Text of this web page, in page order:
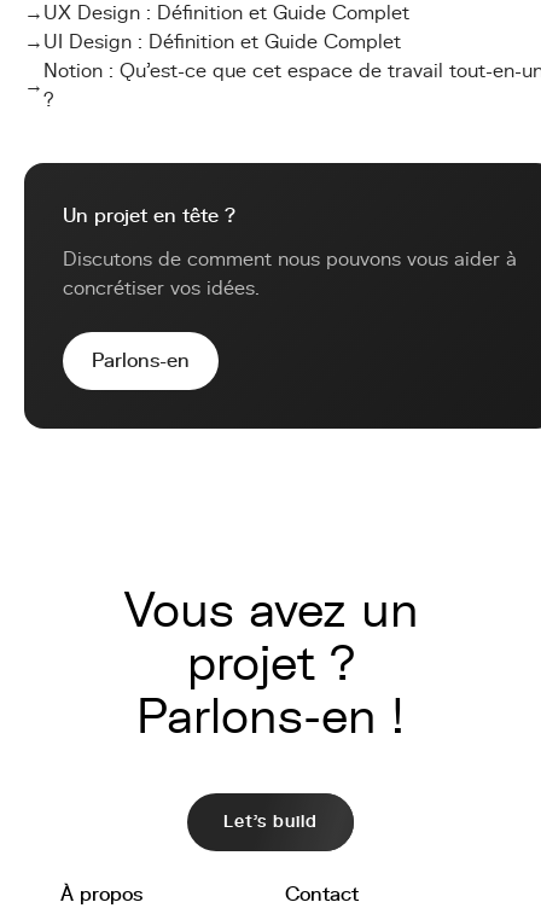
→ UX Design : Définition et Guide Complet
→ UI Design : Définition et Guide Complet
→
Notion : Qu'est-ce que cet espace de travail tout-en-
?
Un projet en tête ?
Discutons de comment nous pouvons vous aider à
concrétiser vos idées.
Parlons-en
Vous avez un
projet ?
Parlons-en !
Let's build
À propos Contact